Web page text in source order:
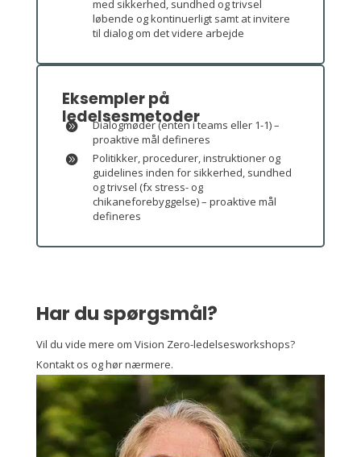
med sikkerhed, sundhed og trivsel
løbende og kontinuerligt samt at invitere
til dialog om det videre arbejde
Eksempler på
ledelsesmetoder
Dialogmøder (enten i teams eller 1-1) –
proaktive mål defineres
Politikker, procedurer, instruktioner og
guidelines inden for sikkerhed, sundhed
og trivsel (fx stress- og
chikaneforebyggelse) – proaktive mål
defineres
Har du spørgsmål?
Vil du vide mere om Vision Zero-ledelsesworkshops?
Kontakt os og hør nærmere.